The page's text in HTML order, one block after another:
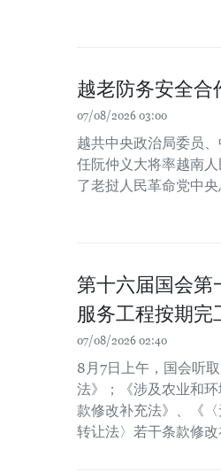
越老防务安全合
07/08/2026 03:00
越共中央政治局委员
任阮仲义大将率越南
了老挝人民革命党中
第十六届国会第
服务工程按期完
07/08/2026 02:40
8月7日上午，国会听
法》；《涉及农业和
款修改补充法》、《
转让法〉若干条款修改